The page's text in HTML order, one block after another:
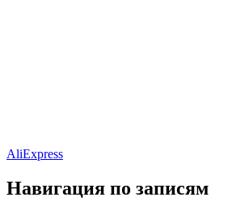
AliExpress
Навигация по записям